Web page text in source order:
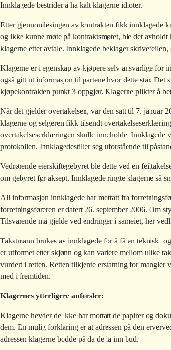
Innklagede bestrider å ha kalt klagerne idioter.
Etter gjennomlesingen av kontrakten fikk innklagede
og ikke kunne møte på kontraktsmøtet, ble det
klagerne etter avtale. Innklagede beklager
Klagerne er i egenskap av kjøpere selv ansvarlige
også gitt ut informasjon til partene hvor dette står. Det
kjøpekontrakten punkt 3 oppgjør. Klagerne plikter å
Når det gjelder overtakelsen, var den satt til 7. januar
klagerne og selgeren fikk tilsendt
overtakelseserklæringen skulle inneholde. Innklagede
protokollen. Innklagedestiller seg uforstående til
Vedrørende eierskiftegebyret ble dette ved en
om gebyret før aksept. Innklagede ringte klagerne så
All informasjon innklagede har mottatt fra
forretningsføreren er datert 26. september 2006. Om
Tilsvarende må gjelde ved endringer i sameiet, her
Takstmann brukes av innklagede for å få en teknisk-
er utformet etter skjønn og kan variere mellom ulike
vurdert i retten. Retten tilkjente erstatning for mangler
med i fremtiden.
Klagernes ytterligere anførsler:
Klagerne hevder de ikke har mottatt de papirer og
dem. En mulig forklaring er at adressen på den
adressen klagerne bodde på da de la inn bud.